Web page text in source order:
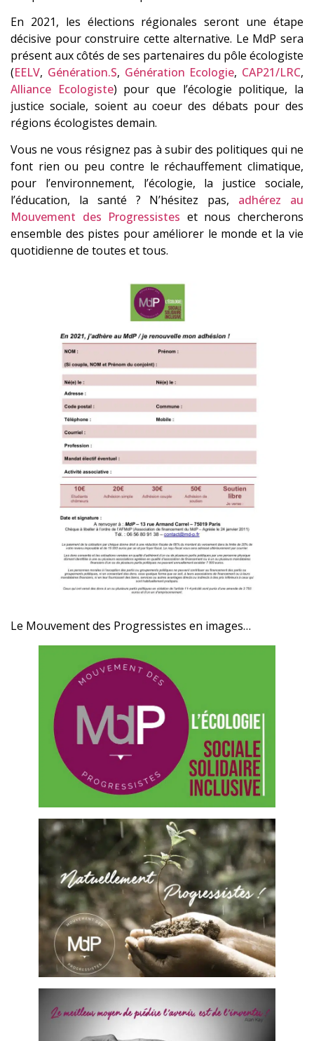
En 2021, les élections régionales seront une étape
décisive pour construire cette alternative. Le MdP sera
présent aux côtés de ses partenaires du pôle écologiste
(EELV, Génération.S, Génération Ecologie, CAP21/LRC,
Alliance Ecologiste) pour que l’écologie politique, la
justice sociale, soient au coeur des débats pour des
régions écologistes demain.
Vous ne vous résignez pas à subir des politiques qui ne
font rien ou peu contre le réchauffement climatique,
pour l’environnement, l’écologie, la justice sociale,
l’éducation, la santé ? N’hésitez pas, adhérez au
Mouvement des Progressistes et nous chercherons
ensemble des pistes pour améliorer le monde et la vie
quotidienne de toutes et tous.
Le Mouvement des Progressistes en images…